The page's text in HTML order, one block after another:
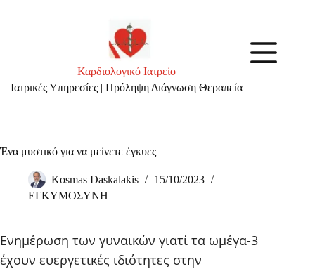
Καρδιολογικό Ιατρείο
Ιατρικές Υπηρεσίες | Πρόληψη Διάγνωση Θεραπεία
Ένα μυστικό για να μείνετε έγκυες
Kosmas Daskalakis
15/10/2023
ΕΓΚΥΜΟΣΥΝΗ
Eνημέρωση των γυναικών γιατί τα ωμέγα-3
έχουν ευεργετικές ιδιότητες στην